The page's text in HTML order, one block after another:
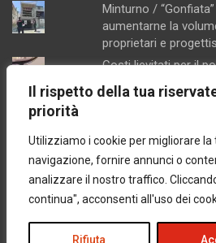
Il rispetto della tua
priorità
Utilizziamo i cookie per migliorare la
navigazione, fornire annunci o
analizzare il nostro traffico.
continua", acconsenti all'uso dei
Rifiuta
Minturno /
aumentarne la
proprietari e
Costi lievitati per il
l'analisi della
tre studenti, salta la
Ex Salid, il tar mette
comune di Formia
Ponza / Cantiere di
sequestro e denuncia